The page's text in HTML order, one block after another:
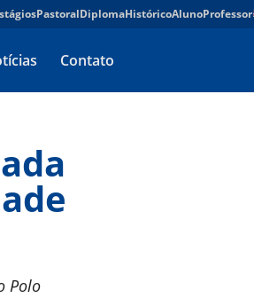
PastoralDiplomaHistóricoAlunoProfessor
Contato
Polo